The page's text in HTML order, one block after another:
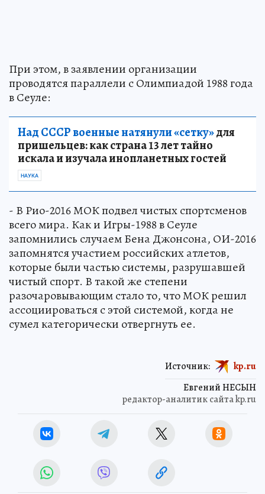
При этом, в заявлении организации
проводятся параллели с Олимпиадой 1988 года
в Сеуле:
Над СССР военные натянули «сетку»для
пришельцев: как страна 13 лет тайно
искала и изучала инопланетных гостей
НАУКА
- В Рио-2016 МОК подвел чистых спортсменов
всего мира. Как и Игры-1988 в Сеуле
запомнились случаем Бена Джонсона, ОИ-2016
запомнятся участием российских атлетов,
которые были частью системы, разрушавшей
чистый спорт. В такой же степени
разочаровывающим стало то, что МОК решил
ассоциироваться с этой системой, когда не
сумел категорически отвергнуть ее.
Евгений НЕСЫН
редактор-аналитик сайта kp.ru
Источник: kp.ru